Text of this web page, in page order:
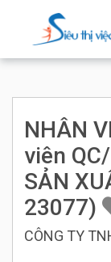
NHÂN
viên
SẢN
23077)
CÔNG TY